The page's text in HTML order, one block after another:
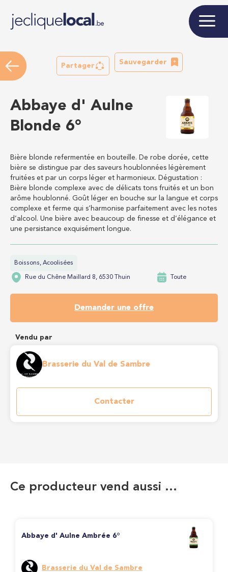
Partager
Sauvegarder
Abbaye d' Aulne
Blonde 6°
Bière blonde refermentée en bouteille. De robe dorée, cette
bière se distingue par des saveurs houblonnées légèrement
fruitées et par un corps léger et harmonieux. Dégustation :
Bière blonde complexe avec de délicats tons fruités et un bon
arôme houblonné. Goût léger en bouche sur la langue et corps
complexe et ferme qui s’harmonise parfaitement avec les notes
d’alcool. Une bière avec beaucoup de finesse et d’élégance et
une persistance exquisément longue.
Boissons, Acoolisées
Rue du Chêne Maillard 8, 6530 Thuin Toute
Demander une offre
Vendu par
Brasserie du Val de Sambre
Contacter
Ce producteur vend aussi …
Abbaye d' Aulne Ambrée 6°
Brasserie du Val de Sambre